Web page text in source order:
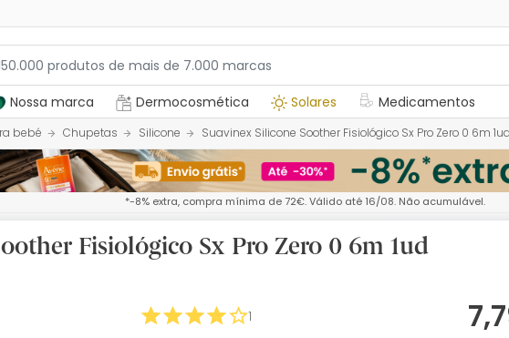
Nossa marca Dermocosmética Solares Medicamentos
bebé Chupetas Silicone Suavinex Silicone Soother Fisiológico Sx Pro Zero 0 6m
*-8% extra, compra mínima de 72€. Válido até 16/08. Não acumulável.
Fisiológico Sx Pro Zero 0 6m 1ud
1